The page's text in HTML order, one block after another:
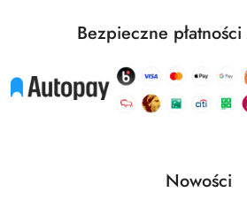
Bezpieczne
Pomiń karuzelę produktów
Produkty
Nowości